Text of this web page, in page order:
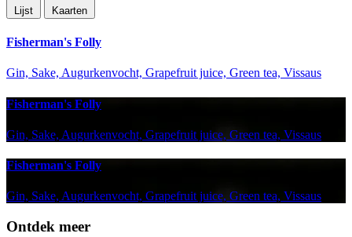
Lijst Kaarten
Fisherman's Folly
Gin, Sake, Augurkenvocht, Grapefruit juice, Green tea, Vissaus
Fisherman's Folly
Gin, Sake, Augurkenvocht, Grapefruit juice, Green tea, Vissaus
Fisherman's Folly
Gin, Sake, Augurkenvocht, Grapefruit juice, Green tea, Vissaus
Ontdek meer